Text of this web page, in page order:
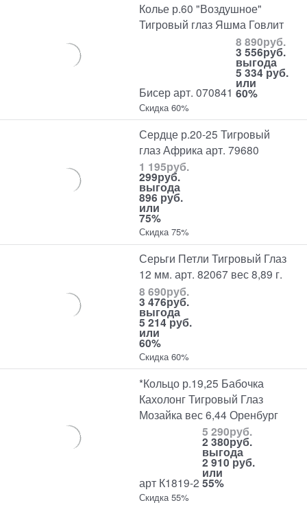
Колье р.60 "Воздушное"
Тигровый глаз Яшма Говлит
Бисер арт. 070841
8 890руб.
3 556руб.
выгода
5 334 руб.
или
60%
Скидка 60%
Сердце р.20-25 Тигровый
глаз Африка арт. 79680
1 195руб.
299руб.
выгода
896 руб.
или
75%
Скидка 75%
Серьги Петли Тигровый Глаз
12 мм. арт. 82067 вес 8,89 г.
8 690руб.
3 476руб.
выгода
5 214 руб.
или
60%
Скидка 60%
*Кольцо р.19,25 Бабочка
Кахолонг Тигровый Глаз
Мозайка вес 6,44 Оренбург
арт К1819-2
5 290руб.
2 380руб.
выгода
2 910 руб.
или
55%
Скидка 55%